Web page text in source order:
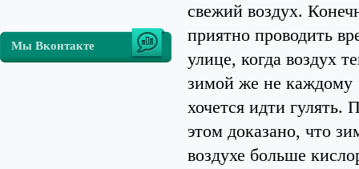
Мы Вконтакте
свежий воздух.
приятно проводить
улице, когда воздух
зимой же не каждому
хочется идти гулять.
этом доказано, что
воздухе больше